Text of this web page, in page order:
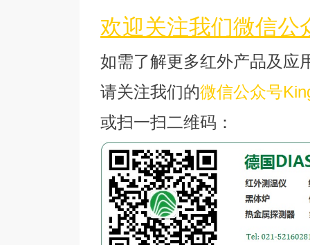
欢迎关注我们微信公
如需了解更多红外产品及应
请关注我们的微信公众号
或扫一扫二维码：